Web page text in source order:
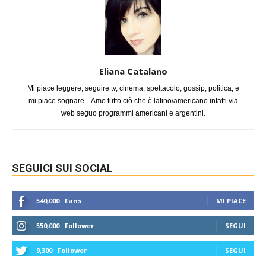
Eliana Catalano
Mi piace leggere, seguire tv, cinema, spettacolo, gossip, politica, e
mi piace sognare... Amo tutto ciò che è latino/americano infatti via
web seguo programmi americani e argentini.
SEGUICI SUI SOCIAL
540,000 Fans MI PIACE
550,000 Follower SEGUI
9,300 Follower SEGUI